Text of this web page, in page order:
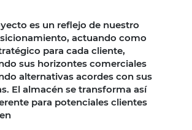
es un reflejo de nuestro
actuando como
para cada cliente,
sus horizontes comerciales
alternativas acordes con sus
El almacén se transforma así
para potenciales clientes